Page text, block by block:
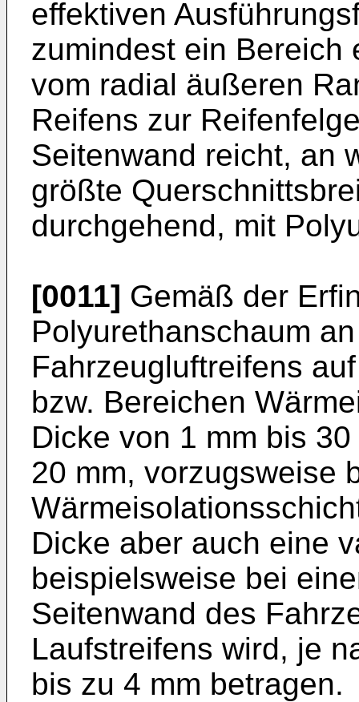
effektiven
zumindest ein Bereich
vom radial äußeren
Reifens zur
Seitenwand reicht, an
größte
durchgehend, mit
[0011] Gemäß der
Polyurethanschaum
Fahrzeugluftreifens
bzw. Bereichen
Dicke von 1 mm bis
20 mm, vorzugsweise
Dicke aber auch eine
beispielsweise bei
Seitenwand des
Laufstreifens wird, je
bis zu 4 mm betragen.